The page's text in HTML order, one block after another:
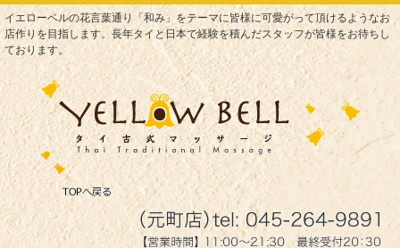
イエローベルの花言葉通り「和み」をテーマに皆様に可愛がって頂けるようなお
店作りを目指します。長年タイと日本で経験を積んだスタッフが皆様をお待ちし
ております。